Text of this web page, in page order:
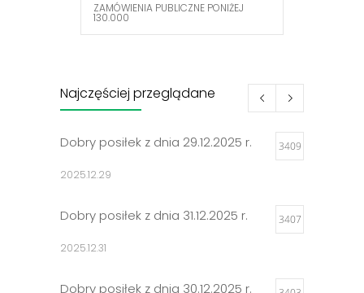
ZAMÓWIENIA PUBLICZNE PONIŻEJ
130.000
Najczęściej przeglądane
Dobry posiłek z dnia 29.12.2025 r. 3409
2025.12.29
Dobry posiłek z dnia 31.12.2025 r. 3407
2025.12.31
Dobry posiłek z dnia 30.12.2025 r.